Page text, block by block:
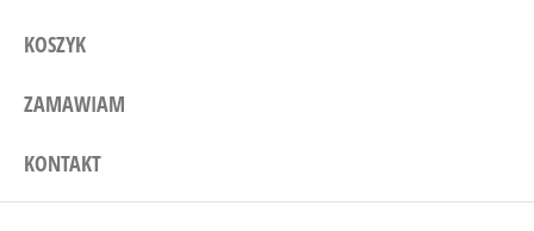
KOSZYK
ZAMAWIAM
KONTAKT